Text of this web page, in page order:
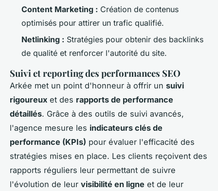
Content Marketing : Création de contenus
optimisés pour attirer un trafic qualifié.
Netlinking : Stratégies pour obtenir des backlinks
de qualité et renforcer l'autorité du site.
Suivi et reporting des performances SEO
Arkée met un point d'honneur à offrir un suivi
rigoureux et des rapports de performance
détaillés. Grâce à des outils de suivi avancés,
l'agence mesure les indicateurs clés de
performance (KPIs) pour évaluer l'efficacité des
stratégies mises en place. Les clients reçoivent des
rapports réguliers leur permettant de suivre
l'évolution de leur visibilité en ligne et de leur